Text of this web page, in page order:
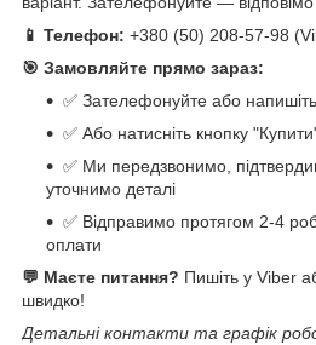
📱 Телефон: +380 (50) 208-57-98
🎯 Замовляйте прямо зараз:
✅ Зателефонуйте або
✅ Або натисніть кнопку
✅ Ми передзвонимо,
уточнимо деталі
✅ Відправимо протягом 2-4
оплати
💬 Маєте питання? Пишіть у Viber
швидко!
Детальні контакти та графік